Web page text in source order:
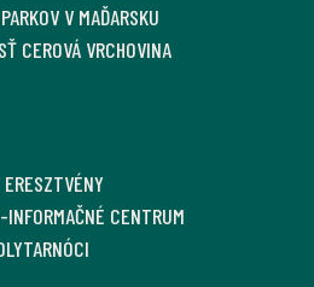
V MAĎARSKU
CEROVÁ VRCHOVINA
CENTRUM